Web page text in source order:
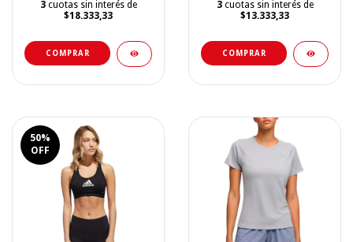
3 cuotas sin interés de
$18.333,33
COMPRAR
3 cuotas sin interés de
$13.333,33
COMPRAR
50%
OFF